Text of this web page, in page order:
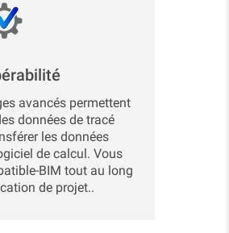
avancés permettent
données de tracé
les données
de calcul. Vous
BIM tout au long
de projet..